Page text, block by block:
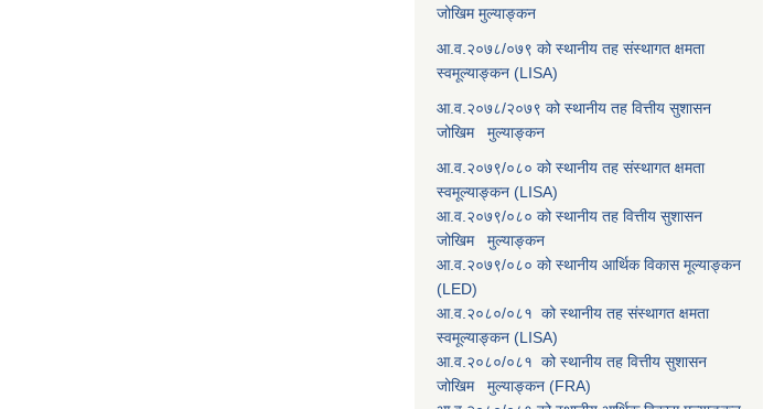
जोखिम मुल्याङ्कन
आ.व.२०७८/०७९ को स्थानीय तह संस्थागत क्षमता
स्वमूल्याङ्कन (LISA)
आ.व.२०७८/२०७९ को स्थानीय तह वित्तीय सुशासन
जोखिम मुल्याङ्कन
आ.व.२०७९/०८० को स्थानीय तह संस्थागत क्षमता
स्वमूल्याङ्कन (LISA)
आ.व.२०७९/०८० को स्थानीय तह वित्तीय सुशासन
जोखिम मुल्याङ्कन
आ.व.२०७९/०८० को स्थानीय आर्थिक विकास मूल्याङ्कन
(LED)
आ.व.२०८०/०८१ को स्थानीय तह संस्थागत क्षमता
स्वमूल्याङ्कन (LISA)
आ.व.२०८०/०८१ को स्थानीय तह वित्तीय सुशासन
जोखिम मुल्याङ्कन (FRA)